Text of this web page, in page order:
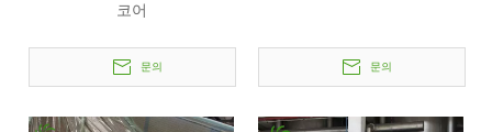
코어
문의 문의